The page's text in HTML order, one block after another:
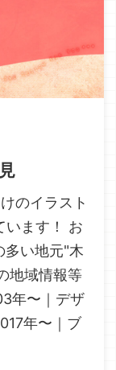
のイラスト
います！ お
多い地元"木
地域情報等
年〜｜デザ
年〜｜ブ